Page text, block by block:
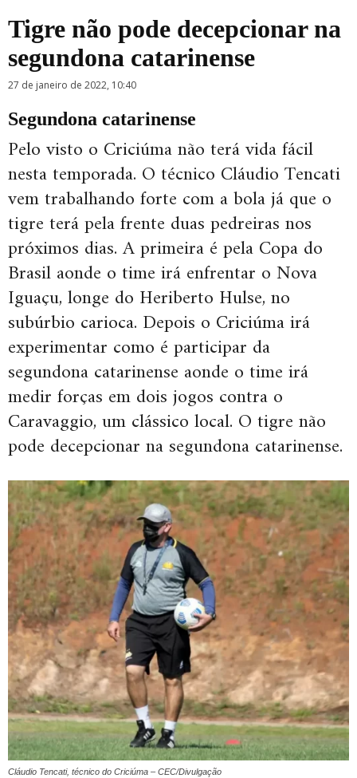
Tigre não pode decepcionar na
segundona catarinense
27 de janeiro de 2022, 10:40
Segundona catarinense
Pelo visto o Criciúma não terá vida fácil
nesta temporada. O técnico Cláudio Tencati
vem trabalhando forte com a bola já que o
tigre terá pela frente duas pedreiras nos
próximos dias. A primeira é pela Copa do
Brasil aonde o time irá enfrentar o Nova
Iguaçu, longe do Heriberto Hulse, no
subúrbio carioca. Depois o Criciúma irá
experimentar como é participar da
segundona catarinense aonde o time irá
medir forças em dois jogos contra o
Caravaggio, um clássico local. O tigre não
pode decepcionar na segundona catarinense.
Cláudio Tencati, técnico do Criciúma – CEC/Divulgação